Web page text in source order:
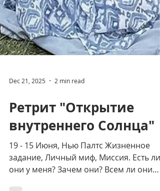
Dec 21, 2025 2 min read
Ретрит "Открытие
внутреннего Солнца"
19 - 15 Июня, Нью Палтс Жизненное